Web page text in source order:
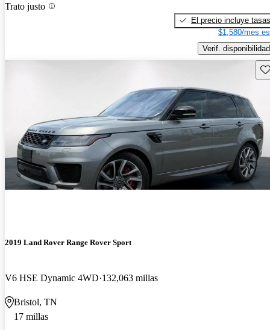
Trato justo
El precio incluye tasas
$1,580/mes
Verif. disponibilidad
2019 Land Rover Range Rover Sport
V6 HSE Dynamic 4WD 132,063 millas
Bristol, TN
17 millas